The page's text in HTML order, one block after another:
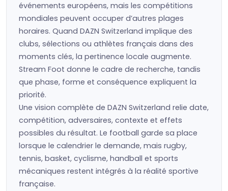
événements européens, mais les compétitions
mondiales peuvent occuper d’autres plages
horaires. Quand DAZN Switzerland implique des
clubs, sélections ou athlètes français dans des
moments clés, la pertinence locale augmente.
Stream Foot donne le cadre de recherche, tandis
que phase, forme et conséquence expliquent la
priorité.
Une vision complète de DAZN Switzerland relie date,
compétition, adversaires, contexte et effets
possibles du résultat. Le football garde sa place
lorsque le calendrier le demande, mais rugby,
tennis, basket, cyclisme, handball et sports
mécaniques restent intégrés à la réalité sportive
française.